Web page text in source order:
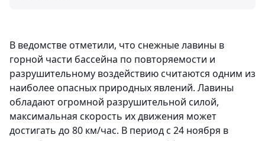
В ведомстве отметили, что снежные лавины в
горной части бассейна по повторяемости и
разрушительному воздействию считаются одним из
наиболее опасных природных явлений. Лавины
обладают огромной разрушительной силой,
максимальная скорость их движения может
достигать до 80 км/час. В период с 24 ноября в